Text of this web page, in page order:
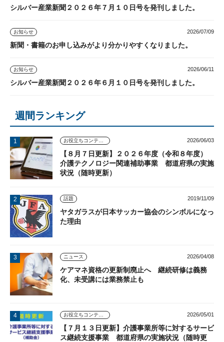
シルバー産業新聞２０２６年７月１０日号を発刊しました。
お知らせ 2026/07/09
新聞・書籍のお申し込みがより分かりやすくなりました。
お知らせ 2026/06/11
シルバー産業新聞２０２６年６月１０日号を発刊しました。
週間ランキング
2026/06/03
【８月７日更新】２０２６年度（令和８年度）
介護テクノロジー関連補助事業 都道府県の実施
状況（随時更新）
話題 2019/11/09
ヤタガラスが日本サッカー協会のシンボルになっ
た理由
ニュース 2026/04/08
ケアマネ資格の更新制廃止へ 継続研修は義務
化、未受講には業務禁止も
2026/05/01
【７月１３日更新】介護事業所等に対するサービ
ス継続支援事業 都道府県の実施状況（随時更